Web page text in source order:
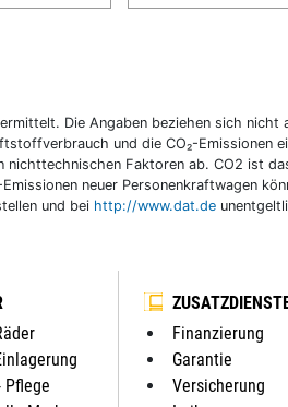
Die Angaben beziehen sich
und die CO₂-
Faktoren ab. CO2 ist
neuer Personenkraftwagen
und bei http://www.dat.de
Pflege
Finanzierung
Garantie
Versicherung